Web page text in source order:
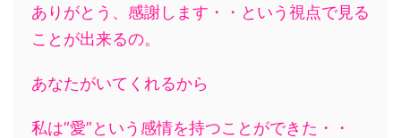
ありがとう、感謝します・・という視点で見る
ことが出来るの。
あなたがいてくれるから
私は”愛”という感情を持つことができた・・